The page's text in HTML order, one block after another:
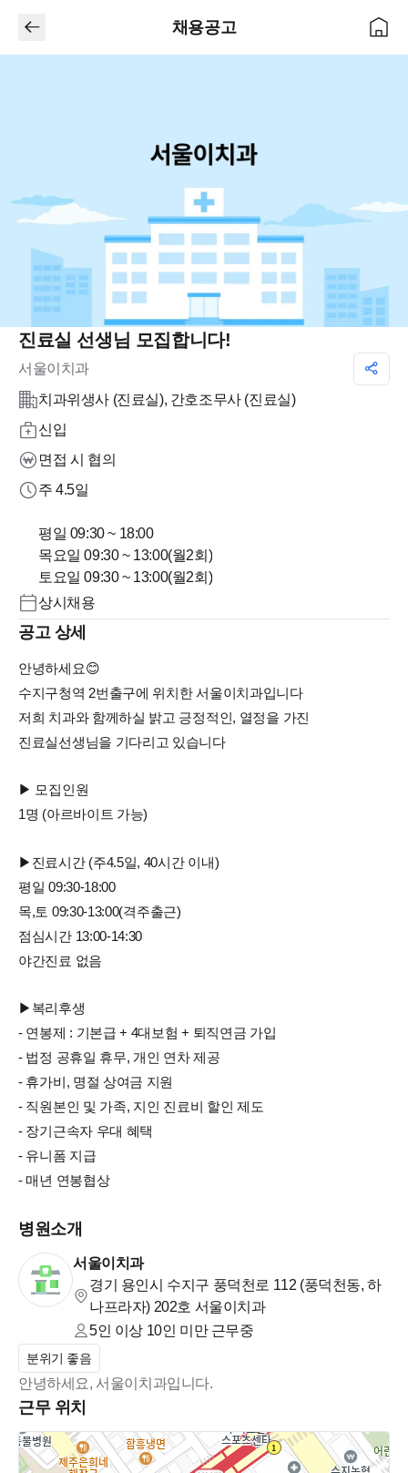
채용공고
진료실 선생님 모집합니다!
서울이치과
치과위생사 (진료실), 간호조무사 (진료실)
신입
면접 시 협의
주 4.5일
평일 09:30 ~ 18:00
목요일 09:30 ~ 13:00(월2회)
토요일 09:30 ~ 13:00(월2회)
상시채용
공고 상세
안녕하세요😊
수지구청역 2번출구에 위치한 서울이치과입니다
저희 치과와 함께하실 밝고 긍정적인, 열정을 가진
진료실선생님을 기다리고 있습니다
▶ 모집인원
1명 (아르바이트 가능)
▶진료시간 (주4.5일, 40시간 이내)
평일 09:30-18:00
목,토 09:30-13:00(격주출근)
점심시간 13:00-14:30
야간진료 없음
▶복리후생
- 연봉제 : 기본급 + 4대보험 + 퇴직연금 가입
- 법정 공휴일 휴무, 개인 연차 제공
- 휴가비, 명절 상여금 지원
- 직원본인 및 가족, 지인 진료비 할인 제도
- 장기근속자 우대 혜택
- 유니폼 지급
- 매년 연봉협상
병원소개
서울이치과
경기 용인시 수지구 풍덕천로 112 (풍덕천동, 하
나프라자) 202호 서울이치과
5인 이상 10인 미만근무중
분위기 좋음
안녕하세요, 서울이치과입니다.
근무 위치